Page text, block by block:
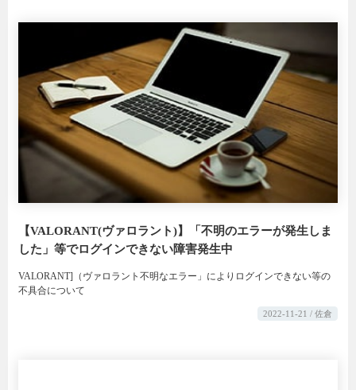
【VALORANT(ヴァロラント)】「不明のエラーが発生しま
した」等でログインできない障害発生中
VALORANT]（ヴァロラント不明なエラー」によりログインできない等の
不具合について
2022-11-21 / 佐倉